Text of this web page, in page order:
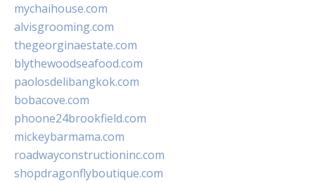
mychaihouse.com
alvisgrooming.com
thegeorginaestate.com
blythewoodseafood.com
paolosdelibangkok.com
bobacove.com
phoone24brookfield.com
mickeybarmama.com
roadwayconstructioninc.com
shopdragonflyboutique.com